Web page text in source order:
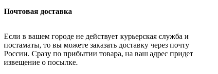
Почтовая доставка
Если в вашем городе не действует курьерская служба и
постаматы, то вы можете заказать доставку через почту
России. Сразу по прибытии товара, на ваш адрес придет
извещение о посылке.